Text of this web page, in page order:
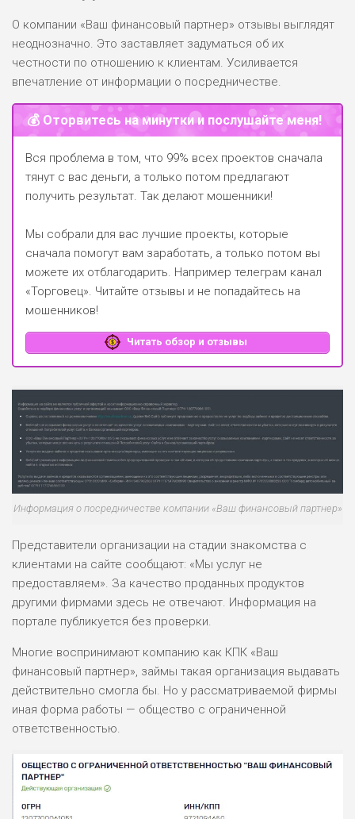
О компании «Ваш финансовый партнер» отзывы выглядят
неоднозначно. Это заставляет задуматься об их
честности по отношению к клиентам. Усиливается
впечатление от информации о посредничестве.
💰 Оторвитесь на минутки и послушайте меня!
Вся проблема в том, что 99% всех проектов сначала
тянут с вас деньги, а только потом предлагают
получить результат. Так делают мошенники!
Мы собрали для вас лучшие проекты, которые
сначала помогут вам заработать, а только потом вы
можете их отблагодарить. Например телеграм канал
«Торговец». Читайте отзывы и не попадайтесь на
мошенников!
Читать обзор и отзывы
Информация о посредничестве компании «Ваш финансовый партнер»
Представители организации на стадии знакомства с
клиентами на сайте сообщают: «Мы услуг не
предоставляем». За качество проданных продуктов
другими фирмами здесь не отвечают. Информация на
портале публикуется без проверки.
Многие воспринимают компанию как КПК «Ваш
финансовый партнер», займы такая организация выдавать
действительно смогла бы. Но у рассматриваемой фирмы
иная форма работы — общество с ограниченной
ответственностью.